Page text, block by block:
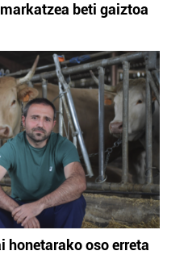
beti gaiztoa
honetarako oso erreta